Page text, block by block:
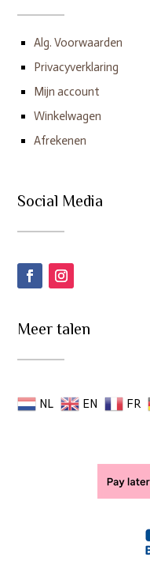
Alg. Voorwaarden
Privacyverklaring
Mijn account
Winkelwagen
Afrekenen
Social Media
Meer talen
NL EN FR